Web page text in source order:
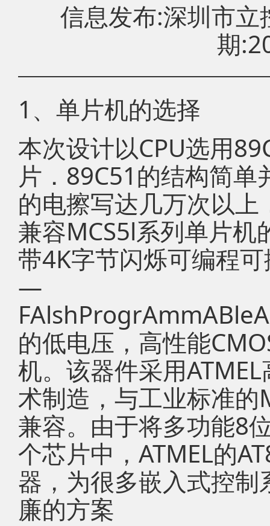
信息发布:深圳市
期
1、单片机的选择
本次设计以CPU选用
片．89C51的结构简
的电擦写达几万次以
兼容MCS5l系列单片机
带4K字节闪烁可编程
—
的低电压，高性能
机。该器件采用
术制造，与工业标准的
兼容。由于将多功能8
个芯片中，ATMEL的
器，为很多嵌入式控
廉的方案